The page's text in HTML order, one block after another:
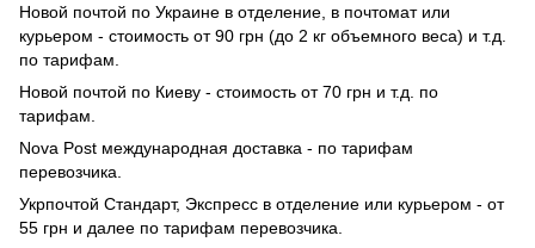
Новой почтой по Украине в отделение, в почтомат или
курьером - стоимость от 90 грн (до 2 кг объемного веса) и т.д.
по тарифам.
Новой почтой по Киеву - стоимость от 70 грн и т.д. по
тарифам.
Nova Post международная доставка - по тарифам
перевозчика.
Укрпочтой Стандарт, Экспресс в отделение или курьером - от
55 грн и далее по тарифам перевозчика.